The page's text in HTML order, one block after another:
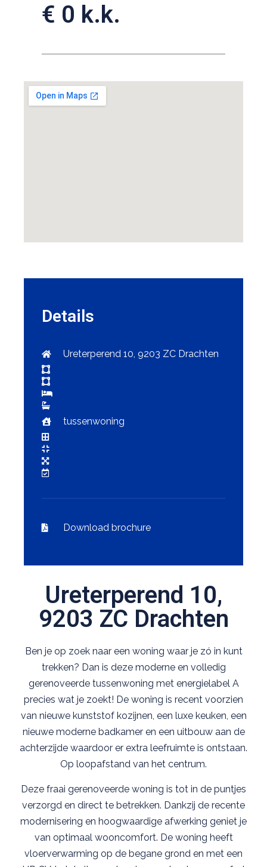
Ureterperend 10,
9203 ZC Drachten
Ben je op zoek naar een woning waar je zó in kunt
trekken? Dan is deze moderne en volledig
gerenoveerde tussenwoning met energielabel A
precies wat je zoekt! De woning is recent voorzien
van nieuwe kunststof kozijnen, een luxe keuken, een
nieuwe moderne badkamer en een uitbouw aan de
achterzijde waardoor er extra leefruimte is ontstaan.
Op loopafstand van het centrum.
Deze fraai gerenoveerde woning is tot in de puntjes
verzorgd en direct te betrekken. Dankzij de recente
modernisering en hoogwaardige afwerking geniet je
van optimaal wooncomfort. De woning heeft
vloerverwarming op de begane grond en met een
€ 0 k.k.
Details
Ureterperend 10, 9203 ZC Drachten
tussenwoning
Download brochure